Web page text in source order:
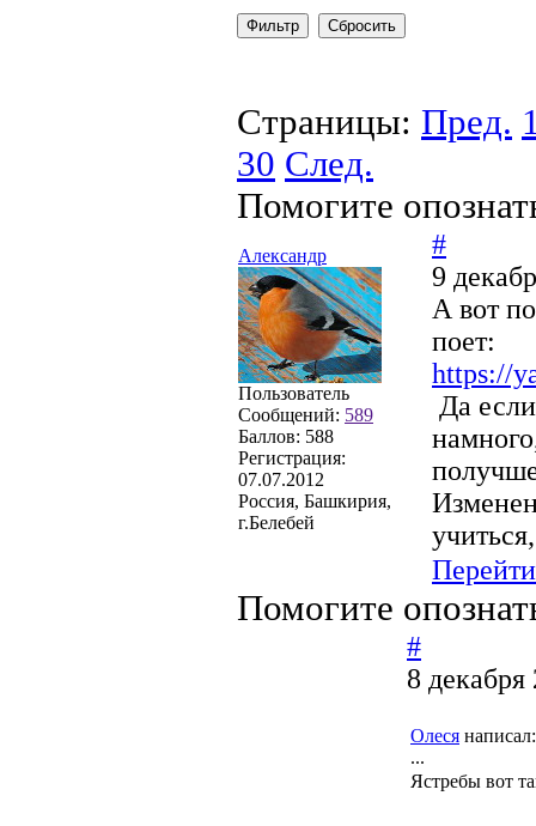
Страницы: Пред.
30 След.
Помогите
Александр
Пользователь
Сообщений: 589
Баллов: 588
Регистрация:
07.07.2012
Россия, Башкирия,
г.Белебей
#
9
А вот
поет:
https://
Да
Перейти
Помогите
#
8
Олеся написал:
...
Ястребы вот